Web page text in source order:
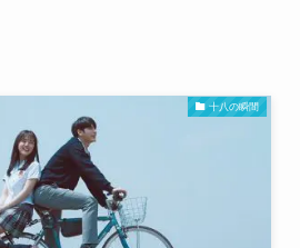
十八の瞬間